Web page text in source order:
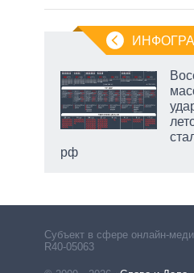
рф
Субъект в сфере онлайн-
R40-05063